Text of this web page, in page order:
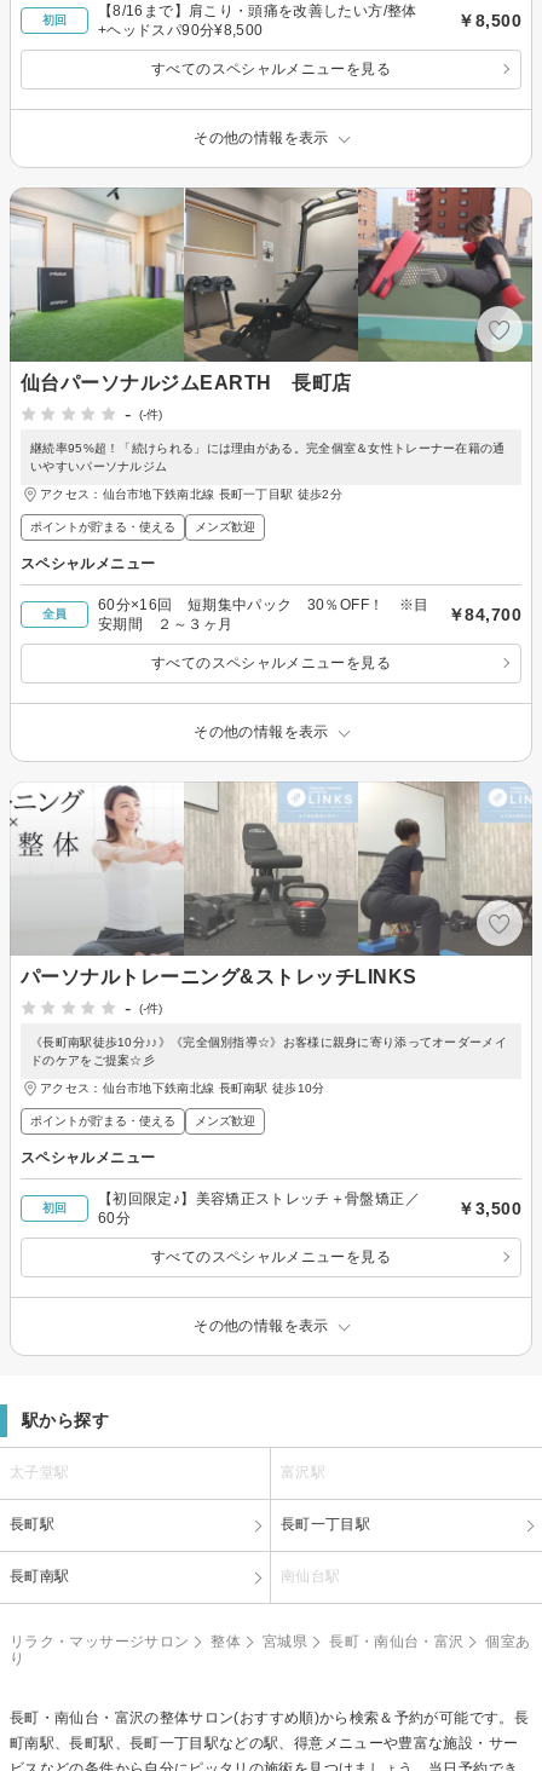
初回
【8/16まで】肩こり・頭痛を改善したい方/整体
+ヘッドスパ90分¥8,500
￥8,500
すべてのスペシャルメニューを見る
その他の情報を表示
仙台パーソナルジムEARTH 長町店
-
(-件)
継続率95%超！「続けられる」には理由がある。完全個室＆女性トレーナー在籍の通
いやすいパーソナルジム
アクセス：仙台市地下鉄南北線 長町一丁目駅 徒歩2分
ポイントが貯まる・使える メンズ歓迎
スペシャルメニュー
全員
60分×16回 短期集中パック 30％OFF！ ※目
安期間 ２～３ヶ月
￥84,700
すべてのスペシャルメニューを見る
その他の情報を表示
パーソナルトレーニング&ストレッチLINKS
-
(-件)
《長町南駅徒歩10分♪♪》《完全個別指導☆》お客様に親身に寄り添ってオーダーメイ
ドのケアをご提案☆彡
アクセス：仙台市地下鉄南北線 長町南駅 徒歩10分
ポイントが貯まる・使える メンズ歓迎
スペシャルメニュー
初回
【初回限定♪】美容矯正ストレッチ＋骨盤矯正／
60分
￥3,500
すべてのスペシャルメニューを見る
その他の情報を表示
駅から探す
太子堂駅 富沢駅
長町駅 長町一丁目駅
長町南駅 南仙台駅
リラク・マッサージサロン 整体 宮城県 長町・南仙台・富沢
個室あ
り
長町・南仙台・富沢の整体サロン(おすすめ順)から検索＆予約が可能です。長
町南駅、長町駅、長町一丁目駅などの駅、得意メニューや豊富な施設・サー